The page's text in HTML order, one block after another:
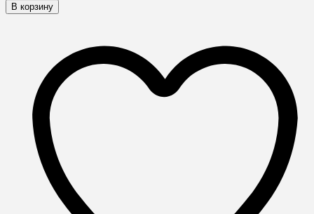
В корзину